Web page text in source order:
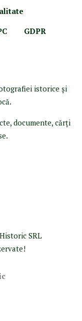
GDPR
istorice şi
documente, cărţi
SRL